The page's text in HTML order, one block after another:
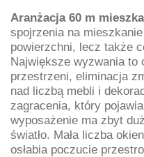
Aranżacja 60 m
spojrzenia na
powierzchni, lecz także
Największe wyzwania to
przestrzeni, eliminacja
nad liczbą mebli i
zagracenia, który
wyposażenie ma zbyt
światło. Mała liczba
osłabia poczucie